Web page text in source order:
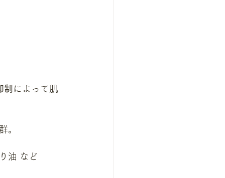
によって肌
。
油 など